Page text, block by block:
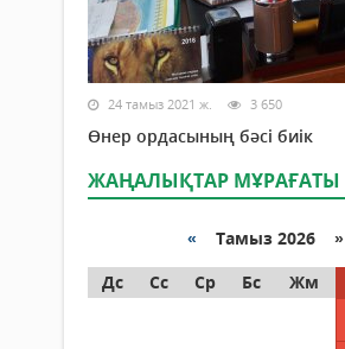
24 тамыз 2021 ж. 3 650
Өнер ордасының бәсі биік
ЖАҢАЛЫҚТАР МҰРАҒАТЫ
« Тамыз 2026 »
Дс
Сс Ср Бс Жм